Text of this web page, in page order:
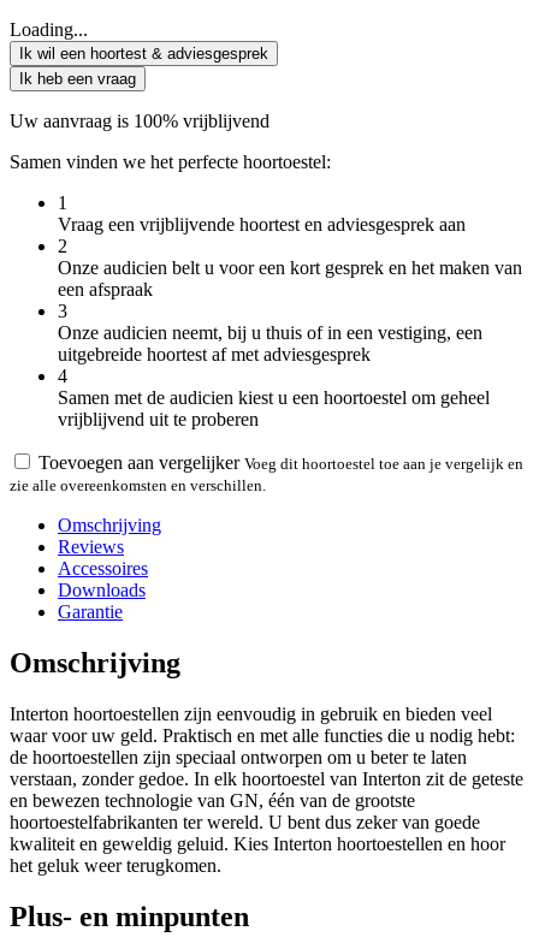
Loading...
Ik wil een hoortest & adviesgesprek
Ik heb een vraag
Uw aanvraag is 100% vrijblijvend
Samen vinden we het perfecte hoortoestel:
1
Vraag een vrijblijvende hoortest en adviesgesprek aan
2
Onze audicien belt u voor een kort gesprek en het maken van
een afspraak
3
Onze audicien neemt, bij u thuis of in een vestiging, een
uitgebreide hoortest af met adviesgesprek
4
Samen met de audicien kiest u een hoortoestel om geheel
vrijblijvend uit te proberen
Toevoegen aan vergelijker Voeg dit hoortoestel toe aan je vergelijk en
zie alle overeenkomsten en verschillen.
Omschrijving
Reviews
Accessoires
Downloads
Garantie
Omschrijving
Interton hoortoestellen zijn eenvoudig in gebruik en bieden veel
waar voor uw geld. Praktisch en met alle functies die u nodig hebt:
de hoortoestellen zijn speciaal ontworpen om u beter te laten
verstaan, zonder gedoe. In elk hoortoestel van Interton zit de geteste
en bewezen technologie van GN, één van de grootste
hoortoestelfabrikanten ter wereld. U bent dus zeker van goede
kwaliteit en geweldig geluid. Kies Interton hoortoestellen en hoor
het geluk weer terugkomen.
Plus- en minpunten